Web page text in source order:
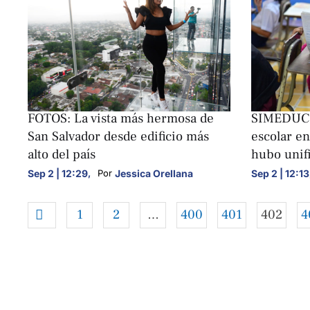
NACIONALES
FOTOS: La vista más hermosa de
San Salvador desde edificio más
alto del país
Sep 2 | 12:29, Por Jessica Orellana
escolar
hubo
Sep 2 | 12:13
1 2 … 400 401 402